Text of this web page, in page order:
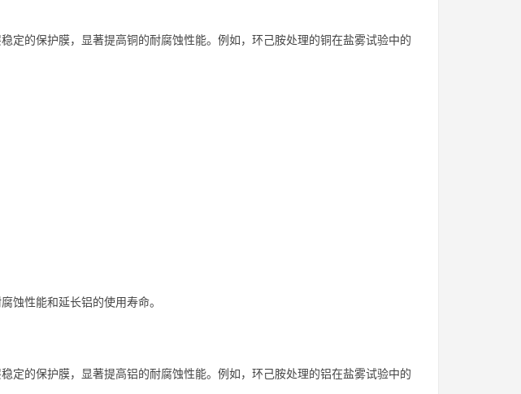
定的保护膜，显著提高铜的耐腐蚀性能。例如，环己胺处理的铜在盐雾试验中的
蚀性能和延长铝的使用寿命。
定的保护膜，显著提高铝的耐腐蚀性能。例如，环己胺处理的铝在盐雾试验中的